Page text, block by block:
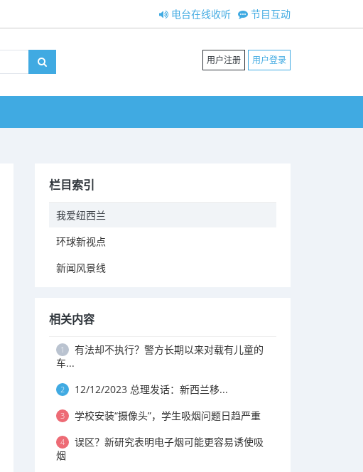
节目互动
电台在线收听
用户注册 用户登录
栏目索引
我爱纽西兰
环球新视点
新闻风景线
相关内容
1
有法却不执行？警方长期以来对载有儿童的
车...
2 12/12/2023 总理发话：新西兰移...
3 学校安装“摄像头”，学生吸烟问题日趋严重
4
误区？新研究表明电子烟可能更容易诱使吸
烟